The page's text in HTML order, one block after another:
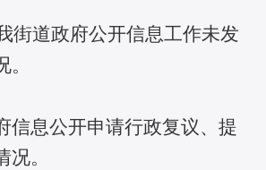
街道政府公开信息工作未发
信息公开申请行政复议、提
。